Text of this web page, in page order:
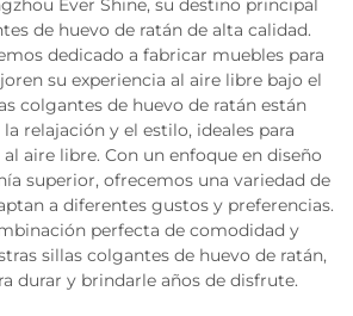
Ever Shine, su destino principal
de huevo de ratán de alta calidad.
dedicado a fabricar muebles para
su experiencia al aire libre bajo el
colgantes de huevo de ratán están
la relajación y el estilo, ideales para
aire libre. Con un enfoque en diseño
superior, ofrecemos una variedad de
a diferentes gustos y preferencias.
perfecta de comodidad y
sillas colgantes de huevo de ratán,
durar y brindarle años de disfrute.